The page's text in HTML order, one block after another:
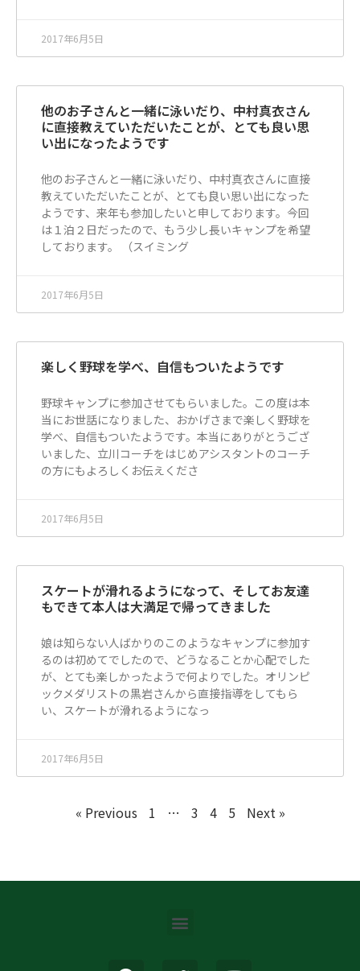
2017年6月5日
他のお子さんと一緒に泳いだり、中村真衣さん
に直接教えていただいたことが、とても良い思
い出になったようです
他のお子さんと一緒に泳いだり、中村真衣さんに直接
教えていただいたことが、とても良い思い出になった
ようです、来年も参加したいと申しております。今回
は１泊２日だったので、もう少し長いキャンプを希望
しております。 （スイミング
2017年6月5日
楽しく野球を学べ、自信もついたようです
野球キャンプに参加させてもらいました。この度は本
当にお世話になりました、おかげさまで楽しく野球を
学べ、自信もついたようです。本当にありがとうござ
いました、立川コーチをはじめアシスタントのコーチ
の方にもよろしくお伝えくださ
2017年6月5日
スケートが滑れるようになって、そしてお友達
もできて本人は大満足で帰ってきました
娘は知らない人ばかりのこのようなキャンプに参加す
るのは初めてでしたので、どうなることか心配でした
が、とても楽しかったようで何よりでした。オリンピ
ックメダリストの黒岩さんから直接指導をしてもら
い、スケートが滑れるようになっ
2017年6月5日
« Previous 1 … 3 4 5 Next »